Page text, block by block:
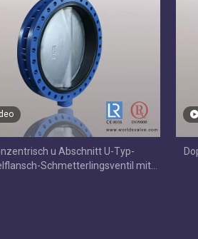
Scheibenventil mit
Ende
u Abschnitt U-Typ-
Schmetterlingsventil mit